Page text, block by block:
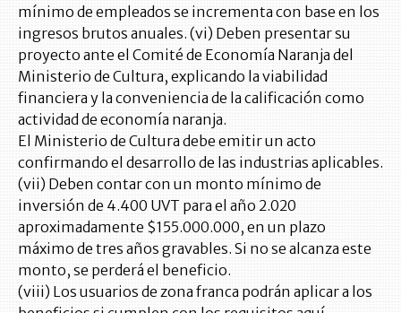
mínimo de empleados se incrementa con base en los
ingresos brutos anuales. (vi) Deben presentar su
proyecto ante el Comité de Economía Naranja del
Ministerio de Cultura, explicando la viabilidad
financiera y la conveniencia de la calificación como
actividad de economía naranja.
El Ministerio de Cultura debe emitir un acto
confirmando el desarrollo de las industrias aplicables.
(vii) Deben contar con un monto mínimo de
inversión de 4.400 UVT para el año 2.020
aproximadamente $155.000.000, en un plazo
máximo de tres años gravables. Si no se alcanza este
monto, se perderá el beneficio.
(viii) Los usuarios de zona franca podrán aplicar a los